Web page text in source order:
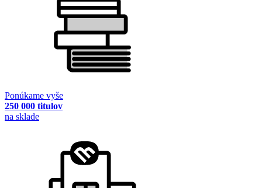
Ponúkame vyše
250 000 titulov
na sklade